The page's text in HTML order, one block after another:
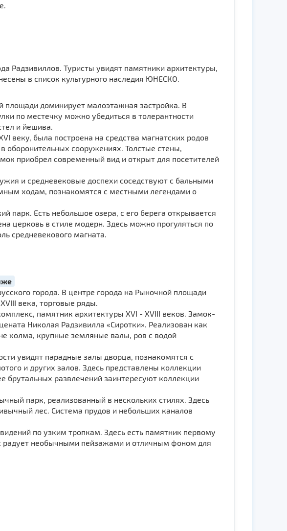
Радзивиллов. Туристы увидят памятники архитектуры,
в список культурного наследия ЮНЕСКО.
площади доминирует малоэтажная застройка. В
по местечку можно убедиться в толерантности
и йешива.
веку, была построена на средства магнатских родов
оборонительных сооружениях. Толстые стены,
приобрел современный вид и открыт для посетителей
и средневековые доспехи соседствуют с бальными
ходам, познакомятся с местными легендами о
парк. Есть небольшое озера, с его берега открывается
церковь в стиле модерн. Здесь можно прогуляться по
средневекового магната.
города. В центре города на Рыночной площади
века, торговые ряды.
памятник архитектуры XVI - XVIII веков. Замок-
Николая Радзивилла «Сиротки». Реализован как
холма, крупные земляные валы, ров с водой
увидят парадные залы дворца, познакомятся с
и других залов. Здесь представлены коллекции
брутальных развлечений заинтересуют коллекции
парк, реализованный в нескольких стилях. Здесь
лес. Система прудов и небольших каналов
по узким тропкам. Здесь есть памятник первому
необычными пейзажами и отличным фоном для